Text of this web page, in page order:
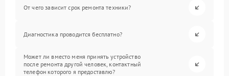
От чего зависит срок ремонта техники?
Диагностика проводится бесплатно?
Может ли вместо меня принять устройство
после ремонта другой человек, контактный
телефон которого я предоставлю?